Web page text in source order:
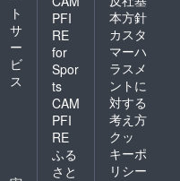
ト
サ
ー
ビ
ス
PFI
RE
for
Spor
ts
CAM
PFI
RE
ふる
さと
本方針
カスタ
マーハ
ラスメ
ントに
対する
考え方
クッ
キーポ
リシー